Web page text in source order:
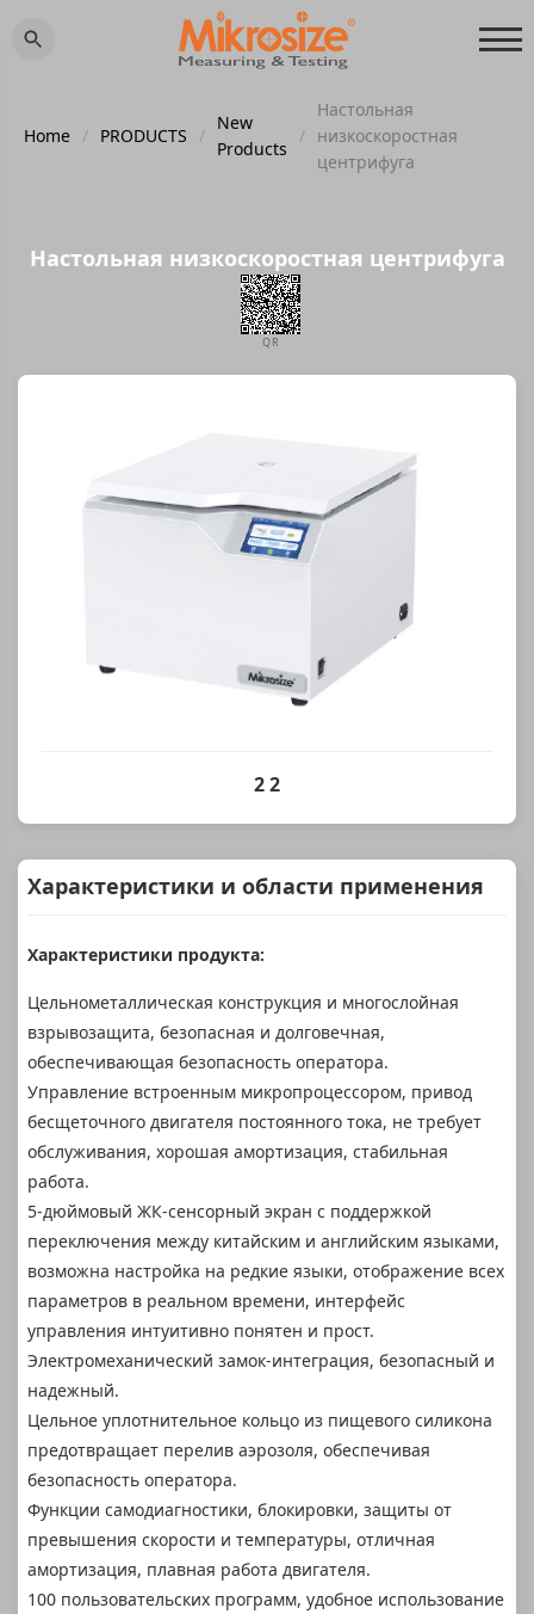
Home / PRODUCTS /
New
Products
/
Настольная
низкоскоростная
центрифуга
Настольная низкоскоростная центрифуга
QR
2 2
Характеристики и области применения
Характеристики продукта:
Цельнометаллическая конструкция и многослойная
взрывозащита, безопасная и долговечная,
обеспечивающая безопасность оператора.
Управление встроенным микропроцессором, привод
бесщеточного двигателя постоянного тока, не требует
обслуживания, хорошая амортизация, стабильная
работа.
5-дюймовый ЖК-сенсорный экран с поддержкой
переключения между китайским и английским языками,
возможна настройка на редкие языки, отображение всех
параметров в реальном времени, интерфейс
управления интуитивно понятен и прост.
Электромеханический замок-интеграция, безопасный и
надежный.
Цельное уплотнительное кольцо из пищевого силикона
предотвращает перелив аэрозоля, обеспечивая
безопасность оператора.
Функции самодиагностики, блокировки, защиты от
превышения скорости и температуры, отличная
амортизация, плавная работа двигателя.
100 пользовательских программ, удобное использование